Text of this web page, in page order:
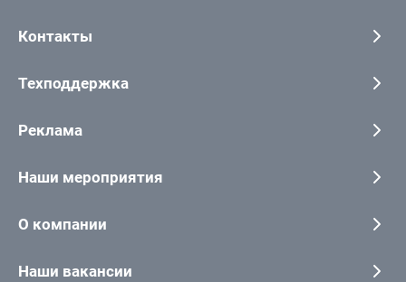
Контакты
Техподдержка
Реклама
Наши мероприятия
О компании
Наши вакансии